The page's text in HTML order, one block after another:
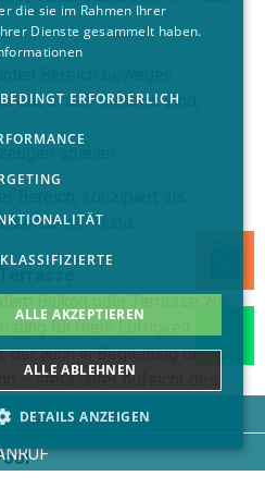
Bereich bewegen
Gäste des Resorts sind,
spielen
Bereich, konzipiert als
mit Hund.
Balkon oder Terrasse zur
für mehr Luftigkeit und
der auch in Begleitung des
– stets unter Aufsicht des
BUCH
die sie im Rahmen Ihrer
Dienste gesammelt haben.
ERFORDERLICH
ALLE AKZEPTIEREN
ALLE ABLEHNEN
DETAILS ANZEIGEN